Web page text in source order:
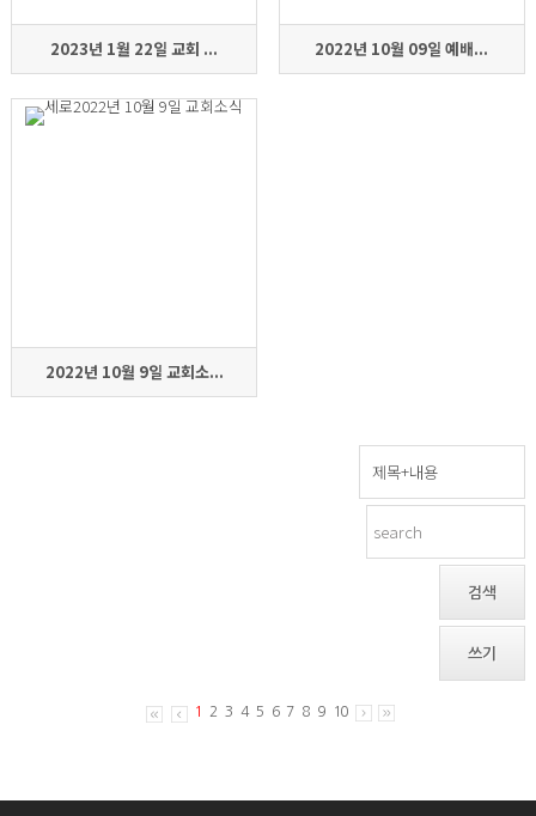
2023년 1월 22일 교회 ... 2022년 10월 09일 예배...
2022년 10월 9일 교회소...
검색
쓰기
1 2 3 4 5 6 7 8 9 10